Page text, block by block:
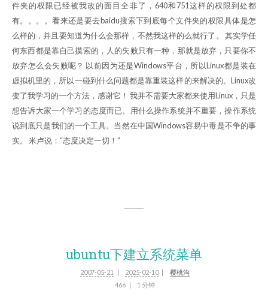
件夹的权限已经被我改的面目全非了，640和751这样的权限到处都
有。。。。看来还是要去baidu搜索下到底每个文件夹的权限具体是怎
么样的，并且要知道为什么会那样，不然我这样的么就行了。 其实学任
何东西都是靠自己摸索的，人的失败只有一种，那就是放弃，只要你不
放弃怎么会失败呢？ 以前因为还是Windows平台，所以Linux都是装在
虚拟机里的，所以一碰到什么问题都是靠重装这样的来解决的。Linux改
变了我学习的一个方法，感谢它！ 我并不需要大家都来使用Linux，只是
想告诉大家一个学习的态度而已。用什么操作系统并不重要，操作系统
说到底只是我们的一个工具。当然在中国Windows容易中毒是不争的事
实。 米卢说：“态度决定一切！”
ubuntu下建立系统菜单
2007-05-21 2025-02-10
樱桃沟
466
1 分钟